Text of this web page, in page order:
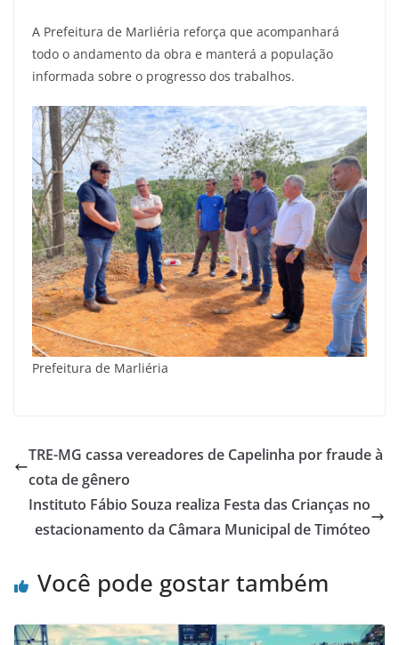
A Prefeitura de Marliéria reforça que acompanhará
todo o andamento da obra e manterá a população
informada sobre o progresso dos trabalhos.
Prefeitura de Marliéria
TRE-MG cassa vereadores de Capelinha por fraude à
cota de gênero
Instituto Fábio Souza realiza Festa das Crianças no
estacionamento da Câmara Municipal de Timóteo
Você pode gostar também